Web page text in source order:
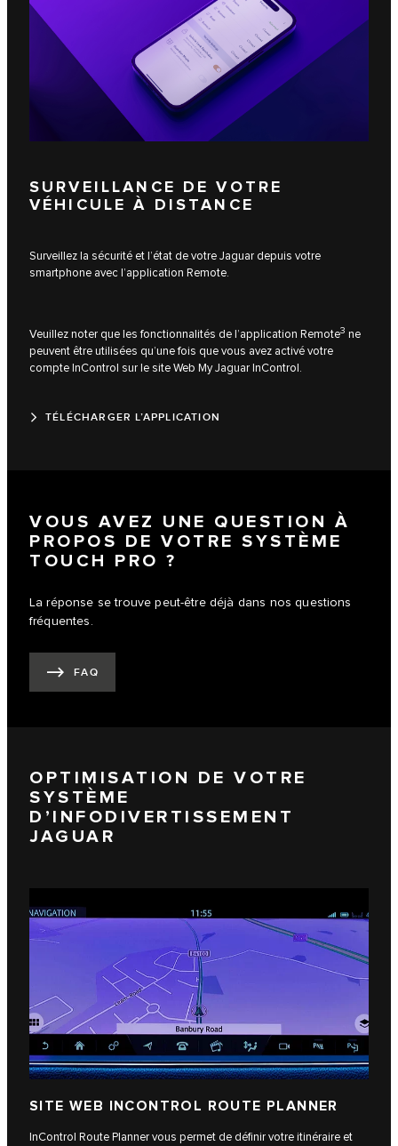
SURVEILLANCE DE VOTRE
VÉHICULE À DISTANCE
Surveillez la sécurité et l’état de votre Jaguar depuis votre
smartphone avec l’application Remote.
Veuillez noter que les fonctionnalités de l’application Remote3 ne
peuvent être utilisées qu’une fois que vous avez activé votre
compte InControl sur le site Web My Jaguar InControl.
TÉLÉCHARGER L’APPLICATION
VOUS AVEZ UNE QUESTION À
PROPOS DE VOTRE SYSTÈME
TOUCH PRO ?
La réponse se trouve peut-être déjà dans nos questions
fréquentes.
FAQ
OPTIMISATION DE VOTRE
SYSTÈME
D’INFODIVERTISSEMENT
JAGUAR
SITE WEB INCONTROL ROUTE PLANNER
InControl Route Planner vous permet de définir votre itinéraire et